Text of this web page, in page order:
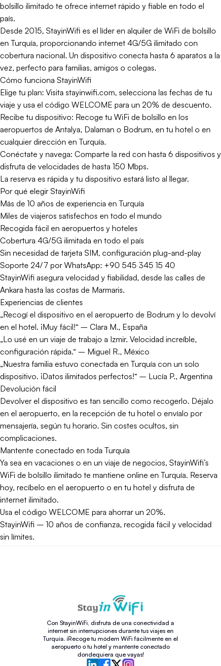
bolsillo ilimitado te ofrece internet rápido y fiable en todo el
país.
Desde 2015, StayinWifi es el líder en alquiler de WiFi de bolsillo
en Turquía, proporcionando internet 4G/5G ilimitado con
cobertura nacional. Un dispositivo conecta hasta 6 aparatos a la
vez, perfecto para familias, amigos o colegas.
Cómo funciona StayinWifi
Elige tu plan: Visita stayinwifi.com, selecciona las fechas de tu
viaje y usa el código WELCOME para un 20% de descuento.
Recibe tu dispositivo: Recoge tu WiFi de bolsillo en los
aeropuertos de Antalya, Dalaman o Bodrum, en tu hotel o en
cualquier dirección en Turquía.
Conéctate y navega: Comparte la red con hasta 6 dispositivos y
disfruta de velocidades de hasta 150 Mbps.
La reserva es rápida y tu dispositivo estará listo al llegar.
Por qué elegir StayinWifi
Más de 10 años de experiencia en Turquía
Miles de viajeros satisfechos en todo el mundo
Recogida fácil en aeropuertos y hoteles
Cobertura 4G/5G ilimitada en todo el país
Sin necesidad de tarjeta SIM, configuración plug-and-play
Soporte 24/7 por WhatsApp: +90 545 345 15 40
StayinWifi asegura velocidad y fiabilidad, desde las calles de
Ankara hasta las costas de Marmaris.
Experiencias de clientes
„Recogí el dispositivo en el aeropuerto de Bodrum y lo devolví
en el hotel. ¡Muy fácil!“ – Clara M., España
„Lo usé en un viaje de trabajo a Izmir. Velocidad increíble,
configuración rápida.“ – Miguel R., México
„Nuestra familia estuvo conectada en Turquía con un solo
dispositivo. ¡Datos ilimitados perfectos!“ – Lucía P., Argentina
Devolución fácil
Devolver el dispositivo es tan sencillo como recogerlo. Déjalo
en el aeropuerto, en la recepción de tu hotel o envíalo por
mensajería, según tu horario. Sin costes ocultos, sin
complicaciones.
Mantente conectado en toda Turquía
Ya sea en vacaciones o en un viaje de negocios, StayinWifi’s
WiFi de bolsillo ilimitado te mantiene online en Turquía. Reserva
hoy, recíbelo en el aeropuerto o en tu hotel y disfruta de
internet ilimitado.
Usa el código WELCOME para ahorrar un 20%.
StayinWifi – 10 años de confianza, recogida fácil y velocidad
sin límites.
Con StayinWiFi, disfruta de una conectividad a
internet sin interrupciones durante tus viajes en
Turquía. ¡Recoge tu módem WiFi fácilmente en el
aeropuerto o tu hotel y mantente conectado
dondequiera que vayas!